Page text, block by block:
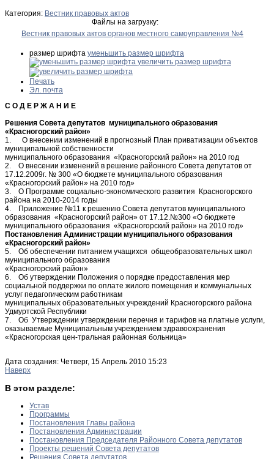
Категория: Вестник правовых актов
Файлы на загрузку:
Вестник правовых актов органов местного самоуправления №4
размер шрифта уменьшить размер шрифта
увеличить размер шрифта
Печать
Эл. почта
С О Д Е Р Ж А Н И Е
Решения Совета депутатов муниципального образования
«Красногорский район»
1. О внесении изменений в прогнозный План приватизации объектов
муниципальной собственности
муниципального образования «Красногорский район» на 2010 год
2. О внесении изменений в решение районного Совета депутатов от
17.12.2009г. № 300 «О бюджете муниципального образования
«Красногорский район» на 2010 год»
3. О Программе социально-экономического развития Красногорского
района на 2010-2014 годы
4. Приложение №11 к решению Совета депутатов муниципального
образования «Красногорский район» от 17.12.№300 «О бюджете
муниципального образования «Красногорский район» на 2010 год»
Постановления Администрации муниципального образования
«Красногорский район»
5. Об обеспечении питанием учащихся общеобразовательных школ
муниципального образования
«Красногорский район»
6. Об утверждении Положения о порядке предоставления мер
социальной поддержки по оплате жилого помещения и коммунальных
услуг педагогическим работникам
муниципальных образовательных учреждений Красногорского района
Удмуртской Республики
7. Об Утверждении утверждении перечня и тарифов на платные услуги,
оказываемые Муниципальным учреждением здравоохранения
«Красногорская цен-тральная районная больница»
Дата создания: Четверг, 15 Апрель 2010 15:23
Наверх
В этом разделе:
Устав
Программы
Постановления Главы района
Постановления Администрации
Постановления Председателя Районного Совета депутатов
Проекты решений Совета депутатов
Решения Совета депутатов